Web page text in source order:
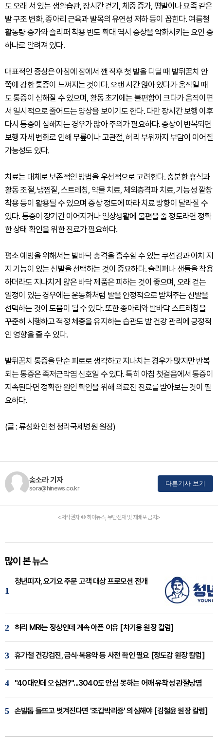
도 오래 서 있는 생활습관, 장시간 걷기, 체중 증가, 평발이나 요족 같은
발 구조 변화, 종아리 근육과 발목의 유연성 저하 등이 꼽힌다. 여름철
활동량 증가와 슬리퍼 착용 빈도 확대 역시 증상을 악화시키는 요인 중
하나로 알려져 있다.
대표적인 증상은 아침에 잠에서 깬 직후 첫 발을 디딜 때 발뒤꿈치 안
쪽에 강한 통증이 느껴지는 것이다. 오랜 시간 앉아 있다가 움직일 때
도 통증이 심해질 수 있으며, 활동 초기에는 불편함이 크다가 움직이면
서 일시적으로 줄어드는 양상을 보이기도 한다. 다만 장시간 보행 이후
다시 통증이 심해지는 경우가 많아 주의가 필요하다. 증상이 반복되면
보행 자세 변화로 인해 무릎이나 고관절, 허리 부위까지 부담이 이어질
가능성도 있다.
치료는 대체로 보존적인 방법을 우선적으로 고려한다. 충분한 휴식과
활동 조절, 냉찜질, 스트레칭, 약물 치료, 체외충격파 치료, 기능성 깔창
착용 등이 활용될 수 있으며 증상 정도에 따라 치료 방향이 달라질 수
있다. 통증이 장기간 이어지거나 일상생활에 불편을 줄 정도라면 정확
한 상태 확인을 위한 진료가 필요하다.
평소 예방을 위해서는 발바닥 충격을 흡수할 수 있는 쿠션감과 아치 지
지 기능이 있는 신발을 선택하는 것이 중요하다. 슬리퍼나 샌들을 착용
하더라도 지나치게 얇은 바닥 제품은 피하는 것이 좋으며, 오래 걷는
일정이 있는 경우에는 운동화처럼 발을 안정적으로 받쳐주는 신발을
선택하는 것이 도움이 될 수 있다. 또한 종아리와 발바닥 스트레칭을
꾸준히 시행하고 적정 체중을 유지하는 습관도 발 건강 관리에 긍정적
인 영향을 줄 수 있다.
발뒤꿈치 통증을 단순 피로로 생각하고 지나치는 경우가 많지만 반복
되는 통증은 족저근막염 신호일 수 있다. 특히 아침 첫걸음에서 통증이
지속된다면 정확한 원인 확인을 위해 의료진 진료를 받아보는 것이 필
요하다.
(글 : 류성화 인천 청라국제병원 원장)
송소라 기자
sora@hinews.co.kr
다른기사 보기
<저작권자 © 하이뉴스, 무단전재 및 재배포 금지>
많이 본 뉴스
1
청년피자, 요기요 주문 고객 대상 프로모션 전개
2 허리 MRI는 정상인데 계속 아픈 이유 [차기용 원장 칼럼]
3 휴가철 건강검진, 금식·복용약 등 사전 확인 필요 [정도감 원장 칼럼]
4 "40대인데 오십견?"...3040도 안심 못하는 어깨 유착성 관절낭염
5 손발톱 들뜨고 벗겨진다면 '조갑박리증' 의심해야 [김철윤 원장 칼럼]